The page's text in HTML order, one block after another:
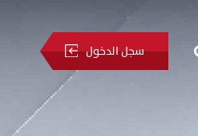
سجل الدخول